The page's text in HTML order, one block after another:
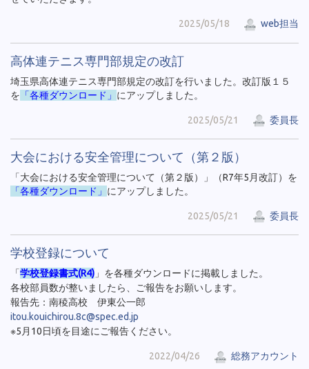
2025/05/18 web担当
高体連テニス専門部規定の改訂
埼玉県高体連テニス専門部規定の改訂を行いました。改訂版１５
を 「各種ダウンロード」 にアップしました。
2025/05/21 委員長
大会における安全管理について（第２版）
「大会における安全管理について（第２版）」（R7年5月改訂）を
「各種ダウンロード」 にアップしました。
2025/05/21 委員長
学校登録について
「学校登録書式(R4) 」を各種ダウンロードに掲載しました。
各校部員数が整いましたら、ご報告をお願いします。
報告先：南稜高校 伊東公一郎
itou.kouichirou.8c@spec.ed.jp
※5月10日頃を目途にご報告ください。
2022/04/26 総務アカウント